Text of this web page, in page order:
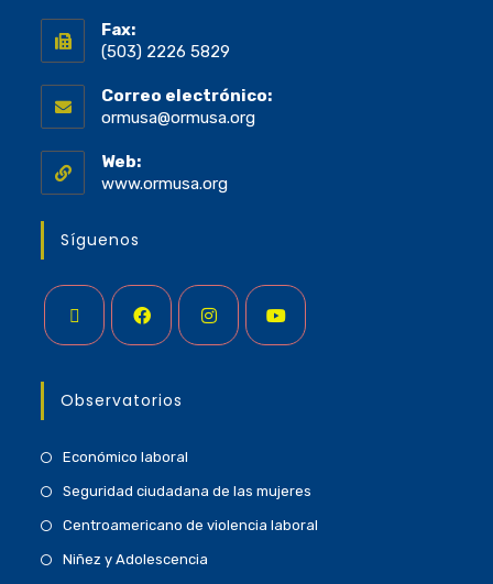
Fax:
(503) 2226 5829
Correo electrónico:
ormusa@ormusa.org
Web:
www.ormusa.org
Síguenos
Observatorios
Económico laboral
Seguridad ciudadana de las mujeres
Centroamericano de violencia laboral
Niñez y Adolescencia